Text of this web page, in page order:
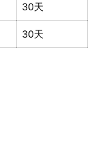
30天
30天